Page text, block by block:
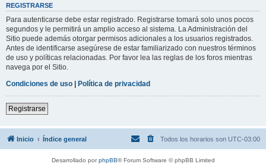
REGISTRARSE
Para autenticarse debe estar registrado. Registrarse tomará solo unos pocos
segundos y le permitirá un amplio acceso al sistema. La Administración del
Sitio puede además otorgar permisos adicionales a los usuarios registrados.
Antes de identificarse asegúrese de estar familiarizado con nuestros términos
de uso y políticas relacionadas. Por favor lea las reglas de los foros mientras
navega por el Sitio.
Condiciones de uso | Política de privacidad
Registrarse
Inicio Índice general Todos los horarios son UTC-03:00
Desarrollado porphpBB® Forum Software © phpBB Limited